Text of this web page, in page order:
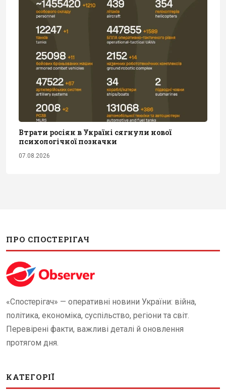
Втрати росіян в Україні сягнули нової
психологічної позначки
07.08.2026
ПРО СПОСТЕРІГАЧ
«Спостерігач» — оперативні новини України: війна,
політика, економіка, суспільство, регіони та світ.
Перевірені факти, важливі деталі й оновлення
протягом дня.
КАТЕГОРІЇ